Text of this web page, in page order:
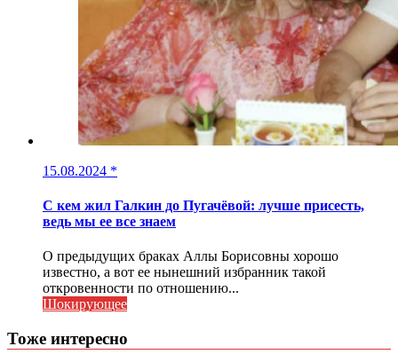
15.08.2024 *
С кем жил Галкин до Пугачёвой: лучше присесть,
ведь мы ее все знаем
О предыдущих браках Аллы Борисовны хорошо
известно, а вот ее нынешний избранник такой
откровенности по отношению...
Шокирующее
Тоже интересно